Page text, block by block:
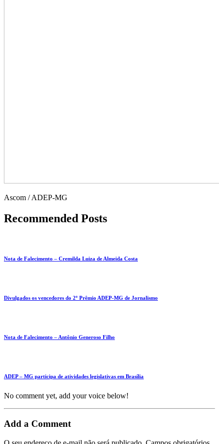
Ascom / ADEP-MG
Recommended Posts
Nota de Falecimento – Cremilda Luiza de Almeida Costa
Divulgados os vencedores do 2º Prêmio ADEP-MG de Jornalismo
Nota de Falecimento – Antônio Generoso Filho
ADEP – MG participa de atividades legislativas em Brasília
No comment yet, add your voice below!
Add a Comment